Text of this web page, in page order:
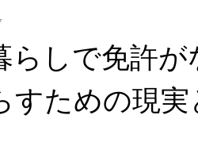
らしで免許
すための現